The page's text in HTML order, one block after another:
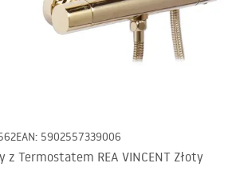
EAN: 5902557339006
z Termostatem REA VINCENT Złoty